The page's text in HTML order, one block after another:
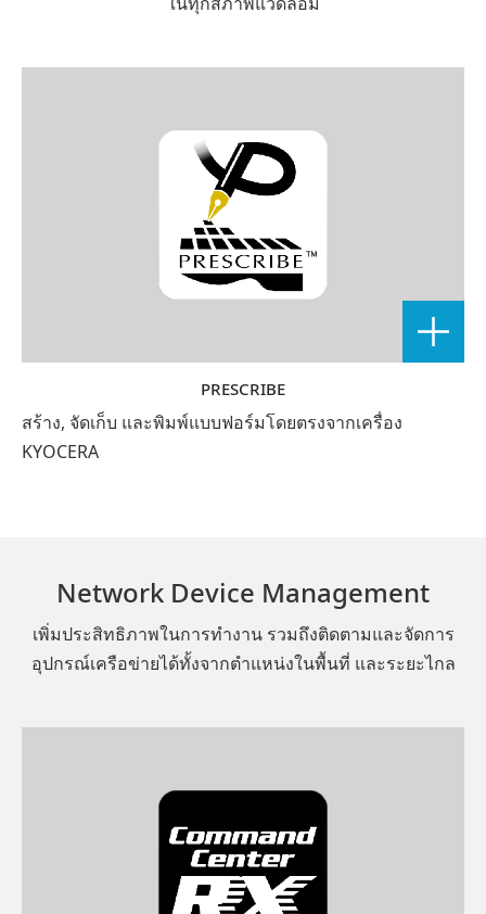
PRESCRIBE
สร้าง, จัดเก็บ และพิมพ์แบบฟอร์มโดยตรงจากเครื่อง
KYOCERA
Network Device Management
เพิ่มประสิทธิภาพในการทำงาน รวมถึงติดตามและจัดการ
อุปกรณ์เครือข่ายได้ทั้งจากตำแหน่งในพื้นที่ และระยะไกล